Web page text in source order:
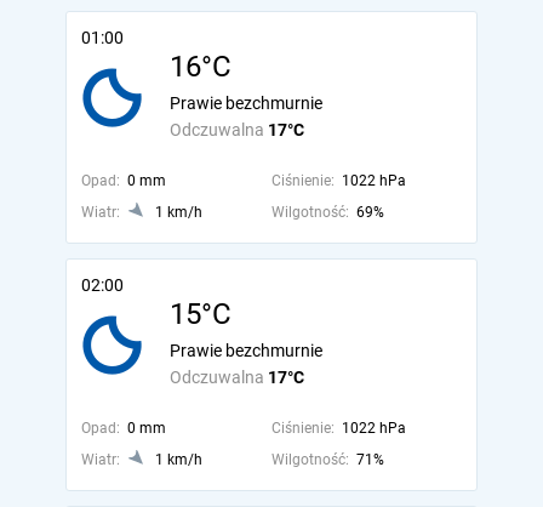
01:00
16°C
Odczuwalna 17°C
Prawie bezchmurnie
Opad: 0 mm Ciśnienie: 1022 hPa
Wiatr:
1 km/h Wilgotność: 69%
02:00
15°C
Odczuwalna 17°C
Prawie bezchmurnie
Opad: 0 mm Ciśnienie: 1022 hPa
Wiatr:
1 km/h Wilgotność: 71%